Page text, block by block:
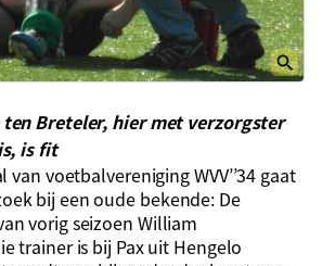
Breteler, hier met verzorgster
is fit
voetbalvereniging WVV’’34 gaat
bij een oude bekende: De
vorig seizoen William
trainer is bij Pax uit Hengelo